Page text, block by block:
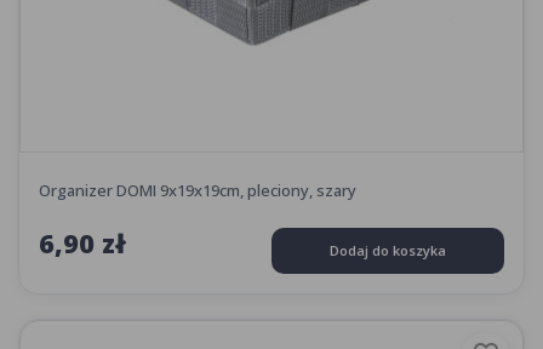
Organizer DOMI 9x19x19cm, pleciony, szary
6,90 zł Dodaj do koszyka